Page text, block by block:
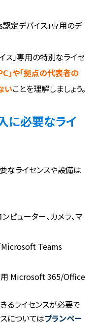
認定デバイス」専用のデ
ス」専用の特別なライセ
」や「拠点の代表者の
いことを理解しましょう。
に必要なライ
なライセンスや設備は
ピューター、カメラ、マ
Microsoft Teams
用 Microsoft 365/Office
るライセンスが必要で
についてはプランペー